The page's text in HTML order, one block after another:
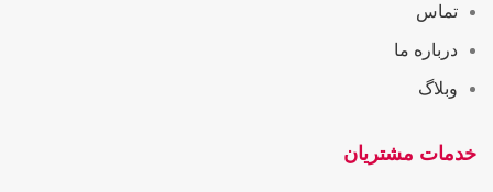
تماس
درباره ما
وبلاگ
خدمات مشتریان